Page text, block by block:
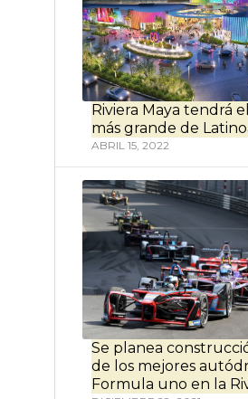
Riviera Maya tendrá
más grande de
ABRIL 15, 2022
Se planea
de los mejores
Formula uno en la